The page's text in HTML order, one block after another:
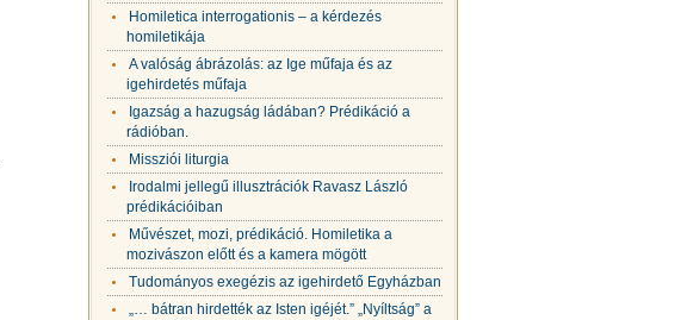
Homiletica interrogationis – a kérdezés
homiletikája
A valóság ábrázolás: az Ige műfaja és az
igehirdetés műfaja
Igazság a hazugság ládában? Prédikáció a
rádióban.
Missziói liturgia
Irodalmi jellegű illusztrációk Ravasz László
prédikációiban
Művészet, mozi, prédikáció. Homiletika a
mozivászon előtt és a kamera mögött
Tudományos exegézis az igehirdető Egyházban
„… bátran hirdették az Isten igéjét.” „Nyíltság” a